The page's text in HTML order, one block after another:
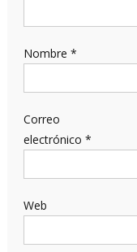
Nombre *
Correo
electrónico *
Web